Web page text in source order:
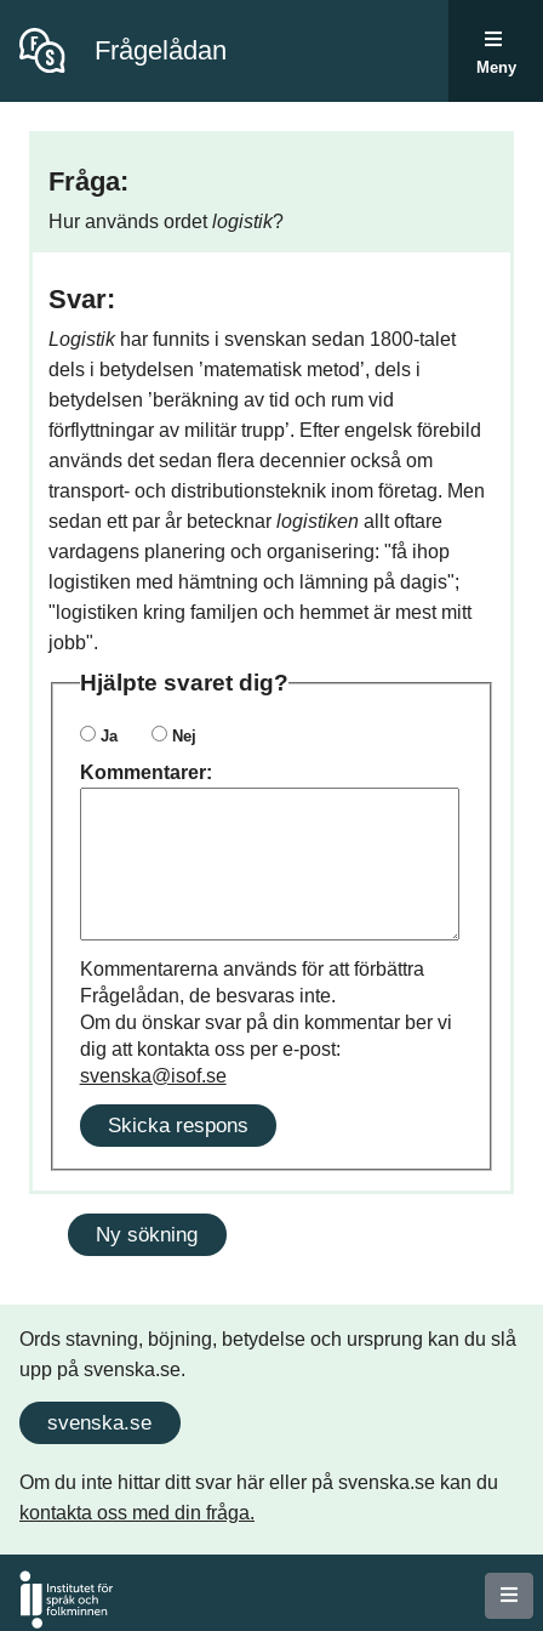
Frågelådan
Meny
Fråga:
Hur används ordetlogistik?
Svar:
Logistik har funnits i svenskan sedan 1800-talet
dels i betydelsen ’matematisk metod’, dels i
betydelsen ’beräkning av tid och rum vid
förflyttningar av militär trupp’. Efter engelsk förebild
används det sedan flera decennier också om
transport- och distributionsteknik inom företag. Men
sedan ett par år betecknar logistiken allt oftare
vardagens planering och organisering: "få ihop
logistiken med hämtning och lämning på dagis";
"logistiken kring familjen och hemmet är mest mitt
jobb".
Hjälpte svaret dig?
Ja Nej
Kommentarer:
Kommentarerna används för att förbättra
Frågelådan, de besvaras inte.
Om du önskar svar på din kommentar ber vi
dig att kontakta oss per e-post:
svenska@isof.se
Skicka respons
Ords stavning, böjning, betydelse och ursprung kan du slå
upp på svenska.se.
svenska.se
Om du inte hittar ditt svar här eller på svenska.se kan du
kontakta oss med din fråga.